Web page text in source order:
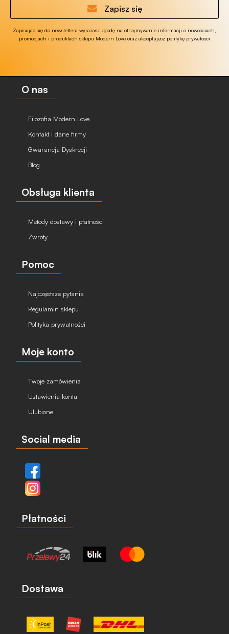
Zapisz się
Zapisując się do newslettera wyrażasz zgodę na otrzymywanie informacji o nowościach,
promocjach i produktach sklepu Modern Love oraz akceptujesz politykę prywatości
O nas
Filozofia Modern Love
Kontakt i dane firmy
Gwarancja Dyskrecji
Blog
Obsługa klienta
Metody dostawy i płatności
Zwroty
Pomoc
Najczęstsze pytania
Regulamin sklepu
Polityka prywatności
Moje konto
Twoje zamówienia
Ustawienia konta
Ulubione
Social media
Płatności
Dostawa